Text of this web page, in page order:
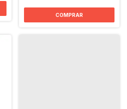
COMPRAR